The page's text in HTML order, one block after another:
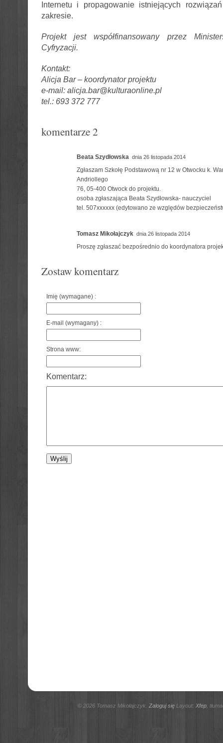
Internetu i propagowanie istniejących
zakresie.
Projekt jest współfinansowany przez
Cyfryzacji.
Kontakt:
Alicja Bar – koordynator projektu
e-mail: alicja.bar@kulturaonline.pl
tel.: 693 372 777
komentarze 2
Beata Szydłowska dnia 26 listopada 2014
Zgłaszam Szkołę Podstawową nr 12 w Otwocku k.
Andriollego
76, 05-400 Otwock do projektu.
osoba zgłaszająca Beata Szydłowska- nauczyciel
tel. 507xxxxxx (edytowano ze względów
Tomasz Mikołajczykdnia 26 listopada 2014
Proszę zgłaszać bezpośrednio do koordynatora
Zostaw komentarz
Imię (wymagane) :
E-mail (wymagany) :
Strona www:
Komentarz:
© 2026 Tomasz Mikołajczyk. Zaloguj sięLayout: Xfep,